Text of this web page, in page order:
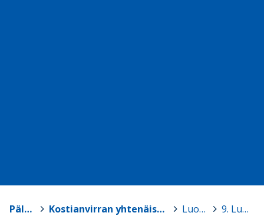
Pälkäne Kostianvirran yhtenäiskoulun luokat 7-9 Luokat 9. Luokka